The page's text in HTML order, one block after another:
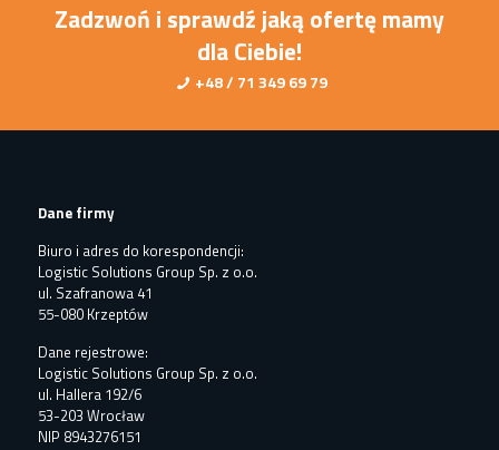
Zadzwoń i sprawdź jaką ofertę mamy
dla Ciebie!
+48 / 71 349 69 79
Dane firmy
Biuro i adres do korespondencji:
Logistic Solutions Group Sp. z o.o.
ul. Szafranowa 41
55-080 Krzeptów
Dane rejestrowe:
Logistic Solutions Group Sp. z o.o.
ul. Hallera 192/6
53-203 Wrocław
NIP 8943276151